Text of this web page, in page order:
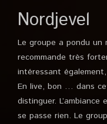
Nordjevel
Le groupe a pondu un
recommande très
intéressant
En live, bon … dans
distinguer.
se passe rien. Le